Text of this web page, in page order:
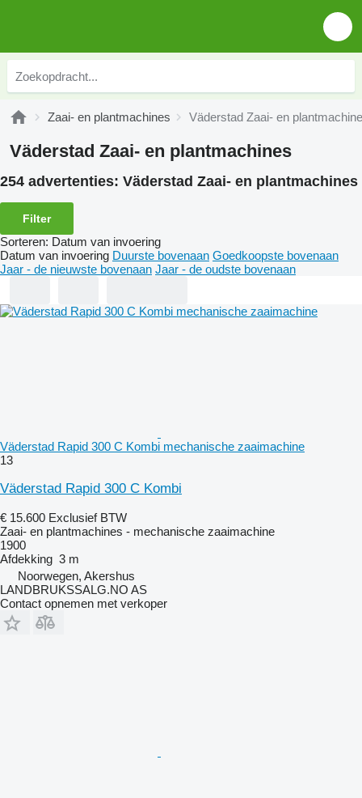
Zaai- en plantmachines Väderstad Zaai- en
Väderstad Zaai- en plantmachines
254 advertenties: Väderstad Zaai- en plantmachines
Filter
Sorteren: Datum van invoering
Datum van invoering Duurste bovenaan Goedkoopste bovenaan
Jaar - de nieuwste bovenaan Jaar - de oudste bovenaan
Väderstad Rapid 300 C Kombi mechanische zaaimachine
13
Väderstad Rapid 300 C Kombi
€ 15.600 Exclusief BTW
Zaai- en plantmachines - mechanische zaaimachine
1900
Afdekking 3 m
Noorwegen, Akershus
LANDBRUKSSALG.NO AS
Contact opnemen met verkoper